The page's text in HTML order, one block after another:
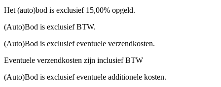
Het (auto)bod is exclusief 15,00% opgeld.
(Auto)Bod is exclusief BTW.
(Auto)Bod is exclusief eventuele verzendkosten.
Eventuele verzendkosten zijn inclusief BTW
(Auto)Bod is exclusief eventuele additionele kosten.